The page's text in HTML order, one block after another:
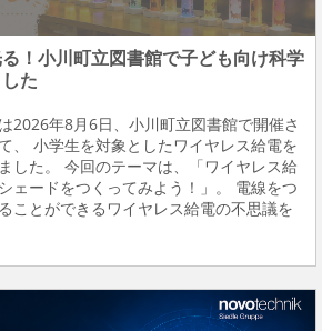
！小川町立図書館で子ども向け科学
た
2026年8月6日、小川町立図書館で開催さ
、 小学生を対象としたワイヤレス給電を
した。 今回のテーマは、「ワイヤレス給
ェードをつくってみよう！」。 電線をつ
ことができるワイヤレス給電の不思議を
ました。 ビー・...